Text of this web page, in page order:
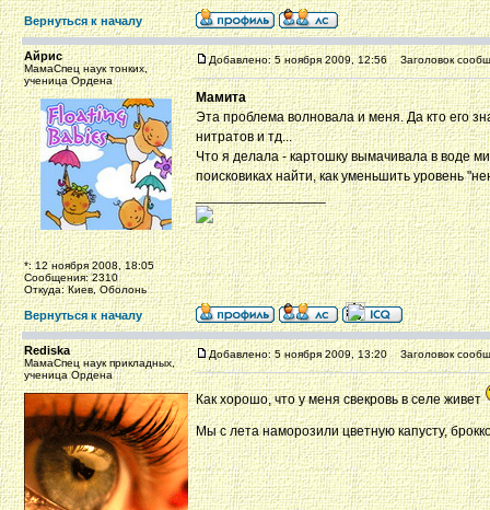
Вернуться к началу
Айрис
МамаСпец наук тонких,
ученица Ордена
*: 12 ноября 2008, 18:05
Сообщения: 2310
Откуда: Киев, Оболонь
Добавлено: 5 ноября 2009, 12:56 Заголовок
Мамита
Эта проблема волновала и меня. Да кто его
нитратов и тд...
Что я делала - картошку вымачивала в воде
поисковиках найти, как уменьшить уровень
_________________
Вернуться к началу
Rediska
МамаСпец наук прикладных,
ученица Ордена
Добавлено: 5 ноября 2009, 13:20 Заголовок
Как хорошо, что у меня свекровь в селе живет
Мы с лета наморозили цветную капусту,